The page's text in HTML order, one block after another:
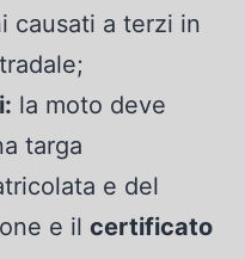
causati a terzi in
la moto deve
targa
e del
e il certificato